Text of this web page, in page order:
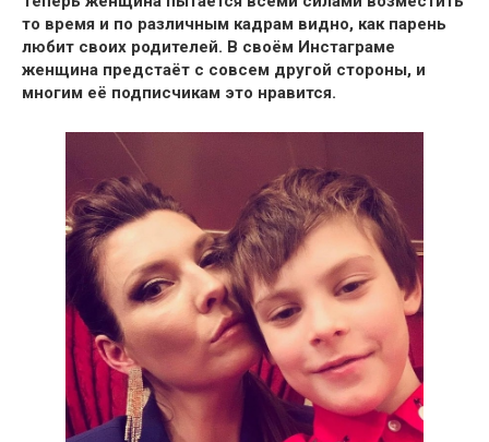
то время и по различным кадрам видно, как парень
любит своих родителей. В своём Инстаграме
женщина предстаёт с совсем другой стороны, и
многим её подписчикам это нравится.